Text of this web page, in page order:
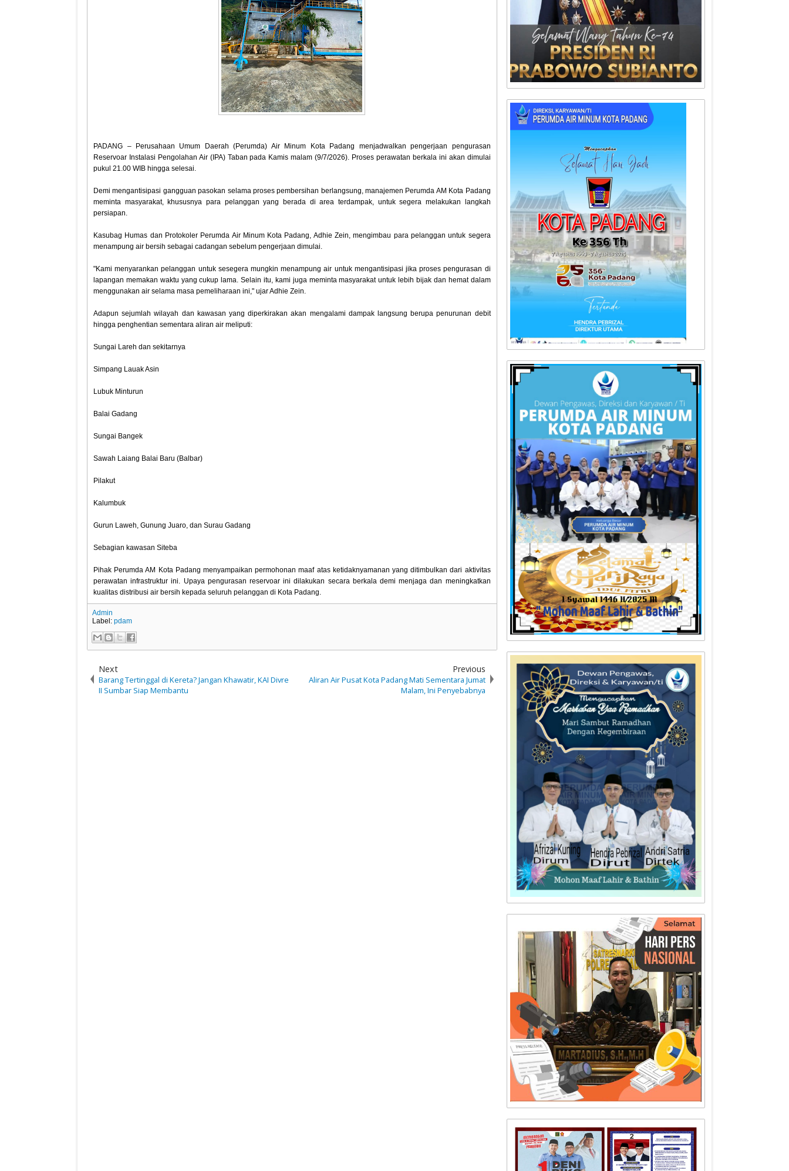
PADANG – Perusahaan Umum Daerah (Perumda) Air Minum Kota Padang menjadwalkan pengerjaan pengurasan
Reservoar Instalasi Pengolahan Air (IPA) Taban pada Kamis malam (9/7/2026). Proses perawatan berkala ini akan dimulai
pukul 21.00 WIB hingga selesai.
‎Demi mengantisipasi gangguan pasokan selama proses pembersihan berlangsung, manajemen Perumda AM Kota Padang
meminta masyarakat, khususnya para pelanggan yang berada di area terdampak, untuk segera melakukan langkah
persiapan.
‎Kasubag Humas dan Protokoler Perumda Air Minum Kota Padang, Adhie Zein, mengimbau para pelanggan untuk segera
menampung air bersih sebagai cadangan sebelum pengerjaan dimulai.
‎"Kami menyarankan pelanggan untuk sesegera mungkin menampung air untuk mengantisipasi jika proses pengurasan di
lapangan memakan waktu yang cukup lama. Selain itu, kami juga meminta masyarakat untuk lebih bijak dan hemat dalam
menggunakan air selama masa pemeliharaan ini," ujar Adhie Zein.
‎Adapun sejumlah wilayah dan kawasan yang diperkirakan akan mengalami dampak langsung berupa penurunan debit
hingga penghentian sementara aliran air meliputi:
‎Sungai Lareh dan sekitarnya
‎Simpang Lauak Asin
‎Lubuk Minturun
‎Balai Gadang
‎Sungai Bangek
‎Sawah Laiang Balai Baru (Balbar)
‎Pilakut
‎Kalumbuk
‎Gurun Laweh, Gunung Juaro, dan Surau Gadang
‎Sebagian kawasan Siteba
‎Pihak Perumda AM Kota Padang menyampaikan permohonan maaf atas ketidaknyamanan yang ditimbulkan dari aktivitas
perawatan infrastruktur ini. Upaya pengurasan reservoar ini dilakukan secara berkala demi menjaga dan meningkatkan
kualitas distribusi air bersih kepada seluruh pelanggan di Kota Padang.
Admin
Label:pdam
Next
Barang Tertinggal di Kereta? Jangan Khawatir, KAI Divre
II Sumbar Siap Membantu
Previous
Aliran Air Pusat Kota Padang Mati Sementara Jumat
Malam, Ini Penyebabnya